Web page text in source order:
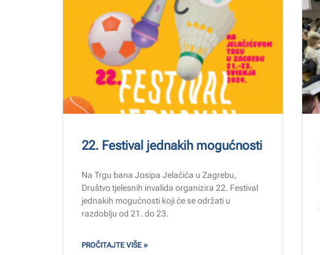
22. Festival jednakih mogućnosti
Na Trgu bana Josipa Jelačića u Zagrebu,
Društvo tjelesnih invalida organizira 22. Festival
jednakih mogućnosti koji će se održati u
razdoblju od 21. do 23.
PROČITAJTE VIŠE »